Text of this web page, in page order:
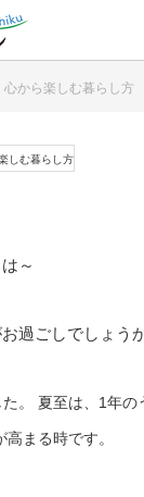
心から楽しむ暮らし方
しむ暮らし方
～
過ごしでしょうか
た。 夏至は、1年
まる時です。